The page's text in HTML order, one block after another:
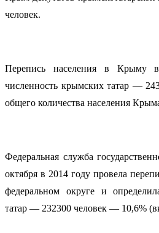
человек.
Перепись населения в Крыму
численность крымских татар —
общего количества населения
Федеральная служба
октября в 2014 году провела
федеральном округе и
татар — 232300 человек — 10,6%